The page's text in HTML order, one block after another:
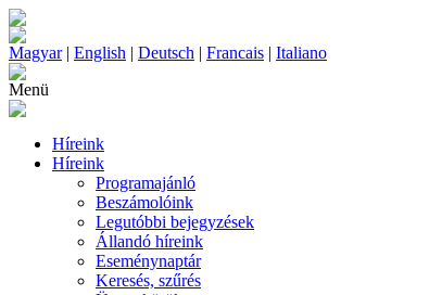
Magyar| English | Deutsch | Francais | Italiano
Menü
Híreink
Híreink
Programajánló
Beszámolóink
Legutóbbi bejegyzések
Állandó híreink
Eseménynaptár
Keresés, szűrés